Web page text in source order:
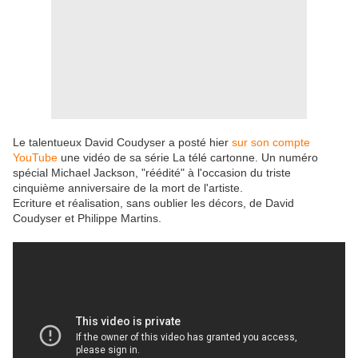
Le talentueux David Coudyser a posté hier sur son compte
YouTube une vidéo de sa série La télé cartonne. Un numéro
spécial Michael Jackson, "réédité" à l'occasion du triste
cinquième anniversaire de la mort de l'artiste.
Ecriture et réalisation, sans oublier les décors, de David
Coudyser et Philippe Martins.